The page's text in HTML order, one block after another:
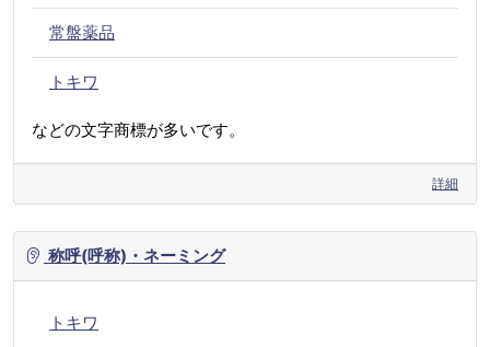
常盤薬品
トキワ
などの文字商標が多いです。
詳細
称呼(呼称)・ネーミング
トキワ